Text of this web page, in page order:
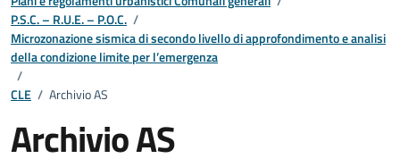
P.S.C. – R.U.E. – P.O.C. /
Microzonazione sismica di secondo livello di approfondimento e analisi
della condizione limite per l’emergenza
/
CLE / Archivio AS
Archivio AS